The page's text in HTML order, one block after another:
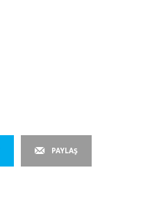
PAYLAŞ